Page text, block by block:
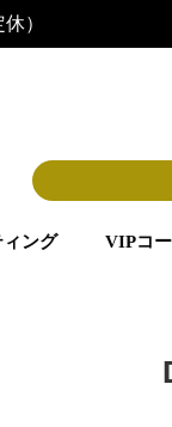
）
ング VIPコ